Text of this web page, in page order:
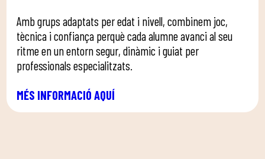
Amb grups adaptats per edat i nivell, combinem joc,
tècnica i confiança perquè cada alumne avanci al seu
ritme en un entorn segur, dinàmic i guiat per
professionals especialitzats.
MÉS INFORMACIÓ AQUÍ